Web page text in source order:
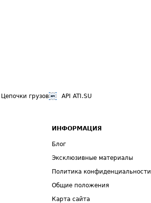
Цепочки грузов API ATI.SU
ИНФОРМАЦИЯ
Блог
Эксклюзивные материалы
Политика конфиденциальности
Общие положения
Карта сайта